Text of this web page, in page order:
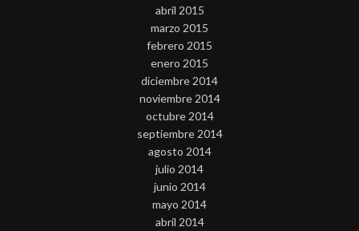
abril 2015
marzo 2015
febrero 2015
enero 2015
diciembre 2014
noviembre 2014
octubre 2014
septiembre 2014
agosto 2014
julio 2014
junio 2014
mayo 2014
abril 2014